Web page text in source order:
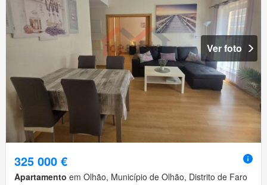
Ver foto
325 000 €
Apartamento em Olhão, Município de Olhão, Distrito de Faro